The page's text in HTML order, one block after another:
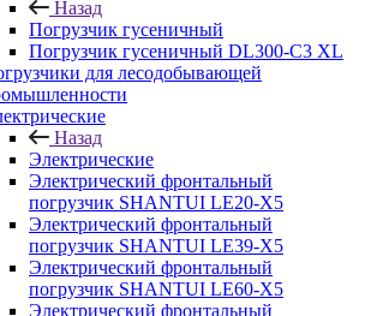
Назад
Погрузчик гусеничный
Погрузчик гусеничный DL300-C3 XL
для лесодобывающей
Назад
Электрические
Электрический фронтальный
погрузчик SHANTUI LE20-X5
Электрический фронтальный
погрузчик SHANTUI LE39-X5
Электрический фронтальный
погрузчик SHANTUI LE60-X5
Электрический фронтальный